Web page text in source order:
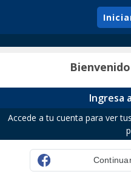
Ingresa
Accede a tu cuenta para ver